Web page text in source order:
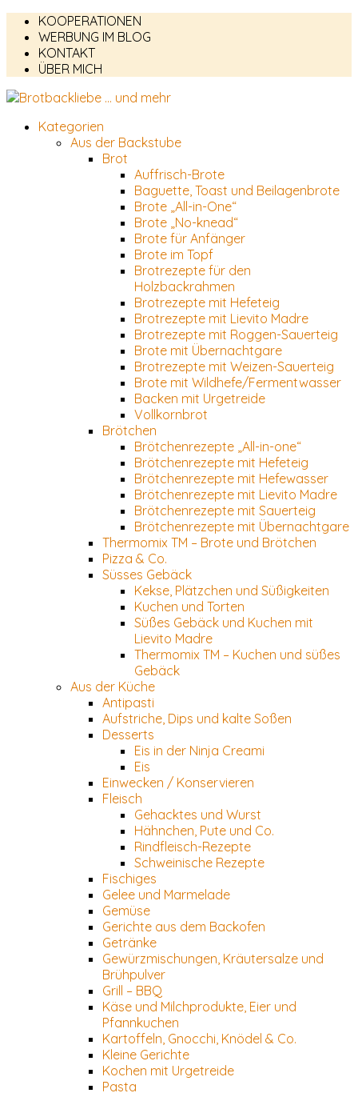
KOOPERATIONEN
WERBUNG IM BLOG
KONTAKT
ÜBER MICH
Kategorien
Aus der Backstube
Brot
Auffrisch-Brote
Baguette, Toast und Beilagenbrote
Brote „All-in-One“
Brote „No-knead“
Brote für Anfänger
Brote im Topf
Brotrezepte für den
Holzbackrahmen
Brotrezepte mit Hefeteig
Brotrezepte mit Lievito Madre
Brotrezepte mit Roggen-Sauerteig
Brote mit Übernachtgare
Brotrezepte mit Weizen-Sauerteig
Brote mit Wildhefe/Fermentwasser
Backen mit Urgetreide
Vollkornbrot
Brötchen
Brötchenrezepte „All-in-one“
Brötchenrezepte mit Hefeteig
Brötchenrezepte mit Hefewasser
Brötchenrezepte mit Lievito Madre
Brötchenrezepte mit Sauerteig
Brötchenrezepte mit Übernachtgare
Thermomix TM – Brote und Brötchen
Pizza & Co.
Süsses Gebäck
Kekse, Plätzchen und Süßigkeiten
Kuchen und Torten
Süßes Gebäck und Kuchen mit
Lievito Madre
Thermomix TM – Kuchen und süßes
Gebäck
Aus der Küche
Antipasti
Aufstriche, Dips und kalte Soßen
Desserts
Eis in der Ninja Creami
Eis
Einwecken / Konservieren
Fleisch
Gehacktes und Wurst
Hähnchen, Pute und Co.
Rindfleisch-Rezepte
Schweinische Rezepte
Fischiges
Gelee und Marmelade
Gemüse
Gerichte aus dem Backofen
Getränke
Gewürzmischungen, Kräutersalze und
Brühpulver
Grill – BBQ
Käse und Milchprodukte, Eier und
Pfannkuchen
Kartoffeln, Gnocchi, Knödel & Co.
Kleine Gerichte
Kochen mit Urgetreide
Pasta